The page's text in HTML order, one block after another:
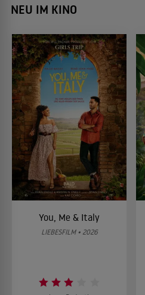
NEU IM KINO
You, Me & Italy
LIEBESFILM • 2026